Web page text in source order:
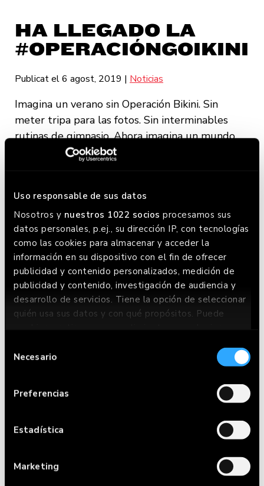
Uso responsable de sus datos
Nosotros y nuestros 1022 socios procesamos sus
datos personales, p.ej., su dirección IP, con tecnologías
como las cookies para almacenar y acceder la
información en su dispositivo con el fin de ofrecer
publicidad y contenido personalizados, medición de
publicidad y contenido, investigación de audiencia y
desarrollo de servicios. Tiene la opción de seleccionar
quién usa sus datos y con qué propósitos. Puede
cambiar o retirar su consentimiento en cualquier
en el Menú de consentimiento.
Recopilar información sobre su ubicación
varios metros
específicas (huellas digitales)
deNecesario
Preferencias
Estadística
Marketing
HA LLEGADO LA
#OPERACIÓNGOIKINI
Publicat el 6 agost, 2019 | Noticias
Imagina un verano sin Operación Bikini. Sin
meter tripa para las fotos. Sin interminables
rutinas de gimnasio. Ahora imagina un mundo
en el que cuando tienes hambre, te comes una
con una bola extra de helado.
¿Este es tu rollo? Pues bienvenido a la
#OperaciónGoikini, colega. Si eres de los que no
se privan de nada y saben que el verano está
para disfrutar, ¡esto es para ti!
Únete a la #OperaciónGoikini ??